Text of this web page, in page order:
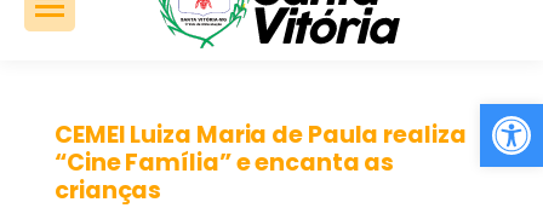
CEMEI Luiza Maria de Paula realiza
“Cine Família” e encanta as
crianças